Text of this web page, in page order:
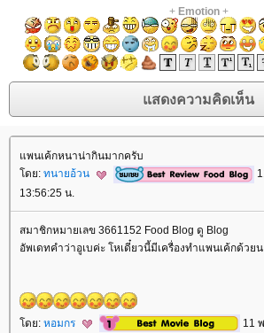
+ Emotion+
แพนเค้กหนาน่ากินมากครับ
โดย: ทนายอ้วน
13:56:25 น.
สมาชิกหมายเลข 3661152 Food Blog ดู Blog
อัพเดทคำว่าอูเบค่ะ โหเดี๋ยวนี้มีเครื่องทำแพนเค้กด้วย
โดย: หอมกร 11